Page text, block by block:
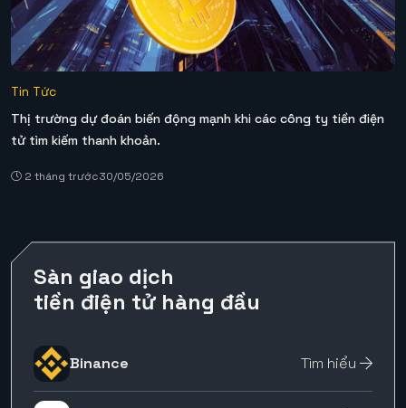
Tin Tức
Thị trường dự đoán biến động mạnh khi các công ty tiền điện
tử tìm kiếm thanh khoản.
2 tháng trước30/05/2026
Sàn giao dịch
tiền điện tử hàng đầu
Binance Tìm hiểu